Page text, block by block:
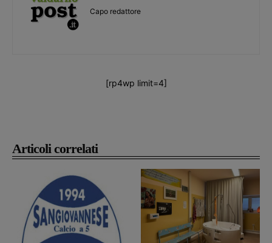
Articoli correlati
Capo redattore
[rp4wp limit=4]